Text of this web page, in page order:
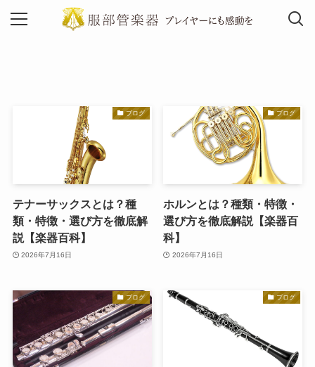
ブログ
テナーサックスとは？種
類・特徴・選び方を徹底解
説【楽器百科】
2026年7月16日
ブログ
ホルンとは？種類・特徴・
選び方を徹底解説【楽器百
科】
2026年7月16日
ブログ ブログ